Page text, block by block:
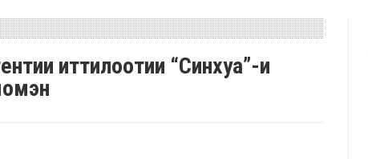
иттилоотии “Синхуа”-и